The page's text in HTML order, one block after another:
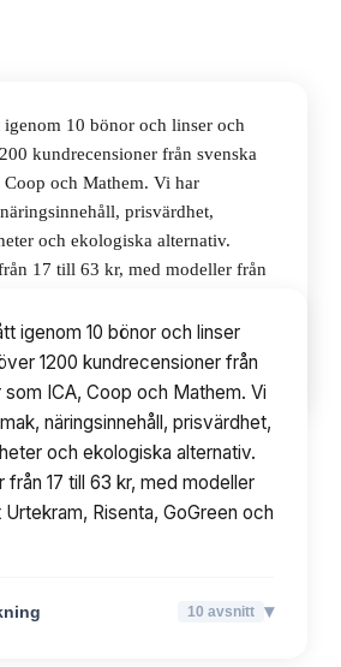
10 bönor och linser och
kundrecensioner från svenska
och Mathem. Vi har
prisvärdhet,
och ekologiska alternativ.
17 till 63 kr, med modeller från
10avsnitt
igenom 10 bönor och linser
1200 kundrecensioner från
ICA, Coop och Mathem. Vi
näringsinnehåll, prisvärdhet,
och ekologiska alternativ.
från 17 till 63 kr, med modeller
Urtekram, Risenta, GoGreen och
10 avsnitt ▾